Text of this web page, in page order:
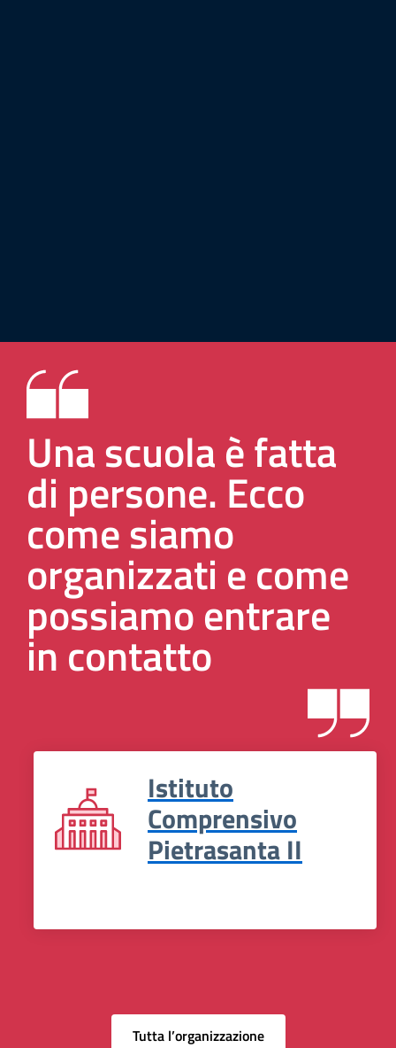
Una scuola è fatta
di persone. Ecco
come siamo
organizzati e come
possiamo entrare
in contatto
Istituto
Comprensivo
Pietrasanta II
Tutta l’organizzazione